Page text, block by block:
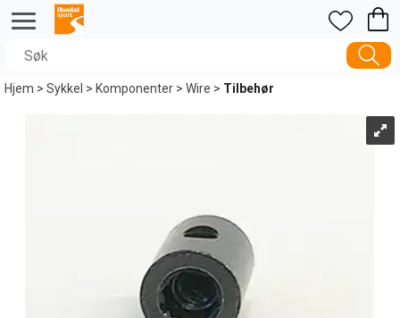
Hjem>Sykkel >Komponenter>Wire>Tilbehør